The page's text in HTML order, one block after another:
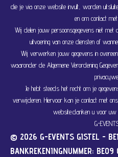
die je via onze website invult, worden
en om contact
Wij delen jouw persoonsgegevens niet
uitvoering van onze diensten of
Wij verwerken jouw gegevens in
waaronder de Algemene Verordening
Je hebt steeds het recht om je
verwijderen. Hiervoor kan je contact met
website.danken u voor uw
G-
© 2026 G-EVENTS GISTEL -
BANKREKENINGNUMMER: